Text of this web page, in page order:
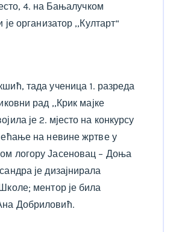
4. на Бањалучком
је организатор ,,Култарт“
тада ученица 1. разреда
рад ,,Крик мајке
је 2. мјесто на конкурсу
на невине жртве у
логору Јасеновац – Доња
је дизајнирала
ментор је била
Добриловић.